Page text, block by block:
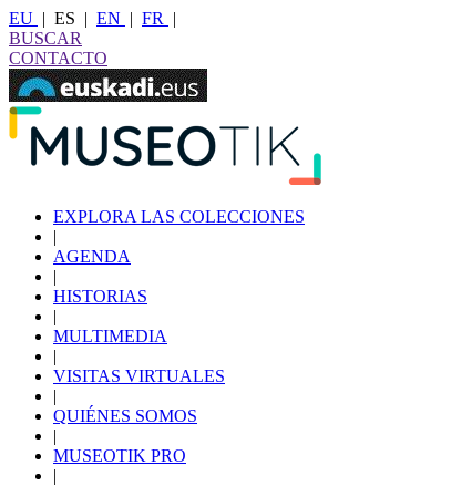
EU | ES | EN | FR
|
BUSCAR
CONTACTO
EXPLORA LAS COLECCIONES
|
AGENDA
|
HISTORIAS
|
MULTIMEDIA
|
VISITAS VIRTUALES
|
QUIÉNES SOMOS
|
MUSEOTIK PRO
|